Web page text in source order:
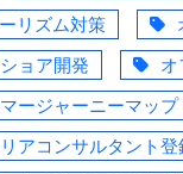
リズム対策
ョア開発
オ
ージャーニーマップ
アコンサルタント登